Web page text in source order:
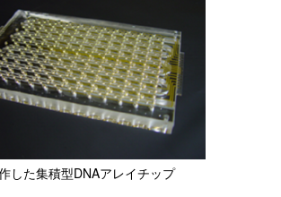
した集積型DNAアレイチップ